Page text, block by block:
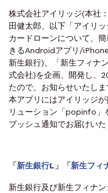
株式会社アイリッジ(本社
田健太郎、以下「アイリ
カードローンについて、
きるAndroidアプリ/
新生銀行)、「新生フィナ
式会社)を企画、開発し、
たので、お知らせいたしま
本アプリにはアイリッジ
リューション「popinfo」
プッシュ通知でお届けいた
「新生銀行L」「新生フィ
新生銀行及び新生フィナ